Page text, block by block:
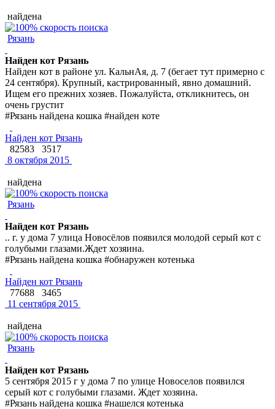
найдена
Рязань
Найден кот Рязань
Найден кот в районе ул. КальнАя, д. 7 (бегает тут примерно с
24 сентября). Крупный, кастрированный, явно домашний.
Ищем его прежних хозяев. Пожалуйста, откликнитесь, он
очень грустит
#Рязань найдена кошка #найден коте
Найден кот Рязань
82583
3517
8 октября 2015
найдена
Рязань
Найден кот Рязань
.. г. у дома 7 улица Новосёлов появился молодой серый кот с
голубыми глазами.Ждет хозяина.
#Рязань найдена кошка #обнаружен котенька
Найден кот Рязань
77688
3465
11 сентября 2015
найдена
Рязань
Найден кот Рязань
5 сентября 2015 г у дома 7 по улице Новоселов появился
серый кот с голубыми глазами. Ждет хозяина.
#Рязань найдена кошка #нашелся котенька